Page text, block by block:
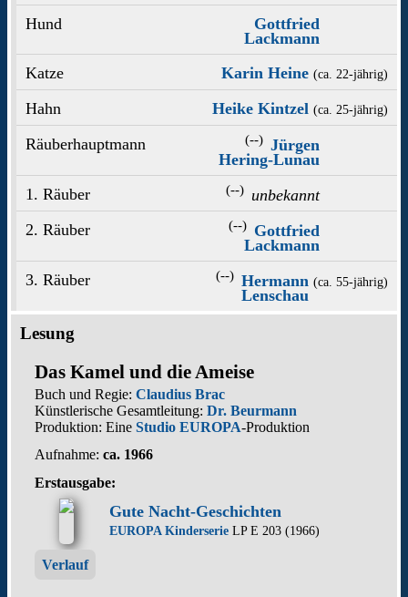
Hund
Gottfried
Lackmann
Katze
Karin Heine (ca. 22‑jährig)
Hahn Heike Kintzel (ca. 25‑jährig)
Räuberhauptmann (--) Jürgen
Hering-Lunau
1. Räuber
(--) unbekannt
2. Räuber
(--) Gottfried
Lackmann
3. Räuber
(--) Hermann
Lenschau
(ca. 55‑jährig)
Lesung
Das Kamel und die Ameise
Buch und Regie: Claudius Brac
Künstlerische Gesamtleitung: Dr. Beurmann
Produktion: Eine Studio EUROPA-Produktion
Aufnahme: ca. 1966
Erstausgabe:
Gute Nacht-Geschichten
EUROPA Kinderserie LP E 203 (1966)
Verlauf